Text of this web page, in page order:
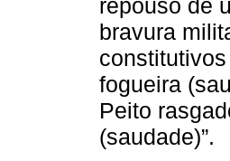
repouso de
bravura
fogueira
Peito
(saudade)”.